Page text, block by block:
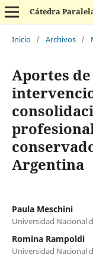
Cátedra
Inicio / Archivos /
Aportes
Argentina
Paula Meschini
Universidad Nacional
Romina Rampoldi
Universidad Nacional